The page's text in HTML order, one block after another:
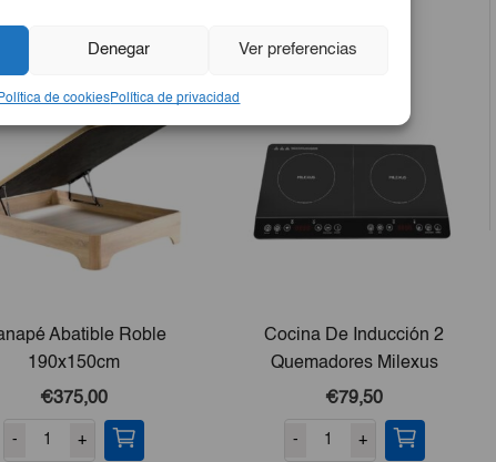
Denegar Ver preferencias
Política de cookiesPolítica de privacidad
Abatible Roble
190x150cm
€375,00
- +
Cocina De Inducción 2
Quemadores Milexus
€79,50
- +